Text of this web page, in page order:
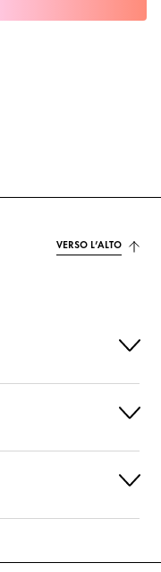
VERSO L’ALTO